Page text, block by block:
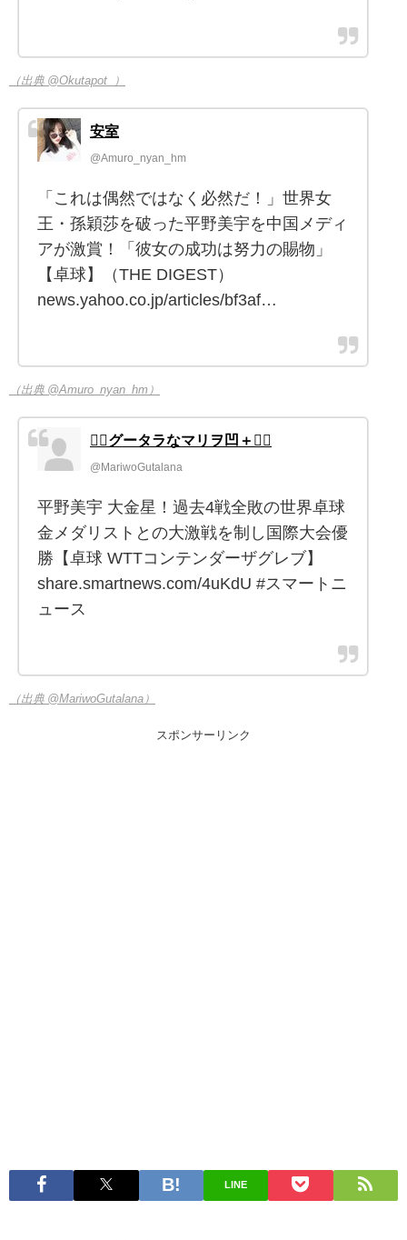
（出典 @Okutapot_）
安室
@Amuro_nyan_hm
「これは偶然ではなく必然だ！」世界女
王・孫穎莎を破った平野美宇を中国メディ
アが激賞！「彼女の成功は努力の賜物」
【卓球】（THE DIGEST）
news.yahoo.co.jp/articles/bf3af…
（出典 @Amuro_nyan_hm）
🏳️‍🌈グータラなマリヲ凹＋🏳️‍🌈
@MariwoGutalana
平野美宇 大金星！過去4戦全敗の世界卓球
金メダリストとの大激戦を制し国際大会優
勝【卓球 WTTコンテンダーザグレブ】
share.smartnews.com/4uKdU #スマートニ
ュース
（出典 @MariwoGutalana）
スポンサーリンク
LINE